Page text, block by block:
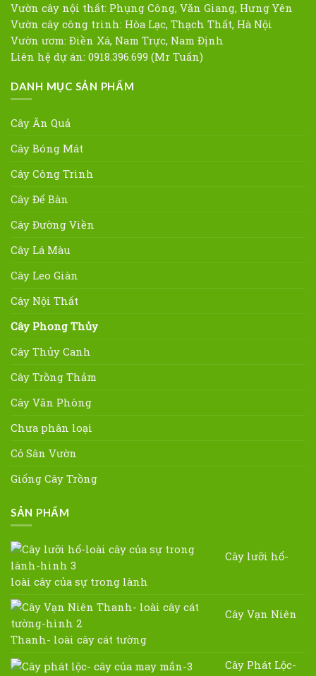
Vườn cây nội thất: Phụng Công, Văn Giang, Hưng Yên
Vườn cây công trình: Hòa Lạc, Thạch Thất, Hà Nội
Vườn ươm: Điền Xá, Nam Trực, Nam Định
Liên hệ dự án: 0918.396.699 (Mr Tuấn)
DANH MỤC SẢN PHẨM
Cây Ăn Quả
Cây Bóng Mát
Cây Công Trình
Cây Để Bàn
Cây Đường Viền
Cây Lá Màu
Cây Leo Giàn
Cây Nội Thất
Cây Phong Thủy
Cây Thủy Canh
Cây Trồng Thảm
Cây Văn Phòng
Chưa phân loại
Cỏ Sân Vườn
Giống Cây Trồng
SẢN PHẨM
Cây lưỡi hổ-
loài cây của sự trong lành
Cây Vạn Niên
Thanh- loài cây cát tường
Cây Phát Lộc-